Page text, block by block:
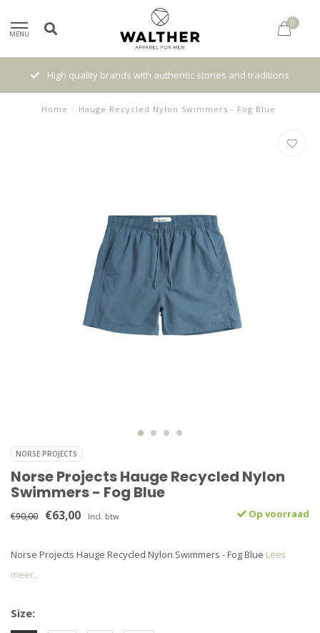
MENU
0
High quality brands with authentic stories and traditions
Home / Hauge Recycled Nylon Swimmers - Fog Blue
NORSE PROJECTS
Norse Projects Hauge Recycled Nylon
Swimmers - Fog Blue
€90,00 €63,00 Incl. btw Op voorraad
Norse Projects Hauge Recycled Nylon Swimmers - Fog Blue Lees
meer..
Size: